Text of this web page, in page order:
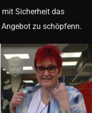
Sicherheit das
zu schöpfenn.